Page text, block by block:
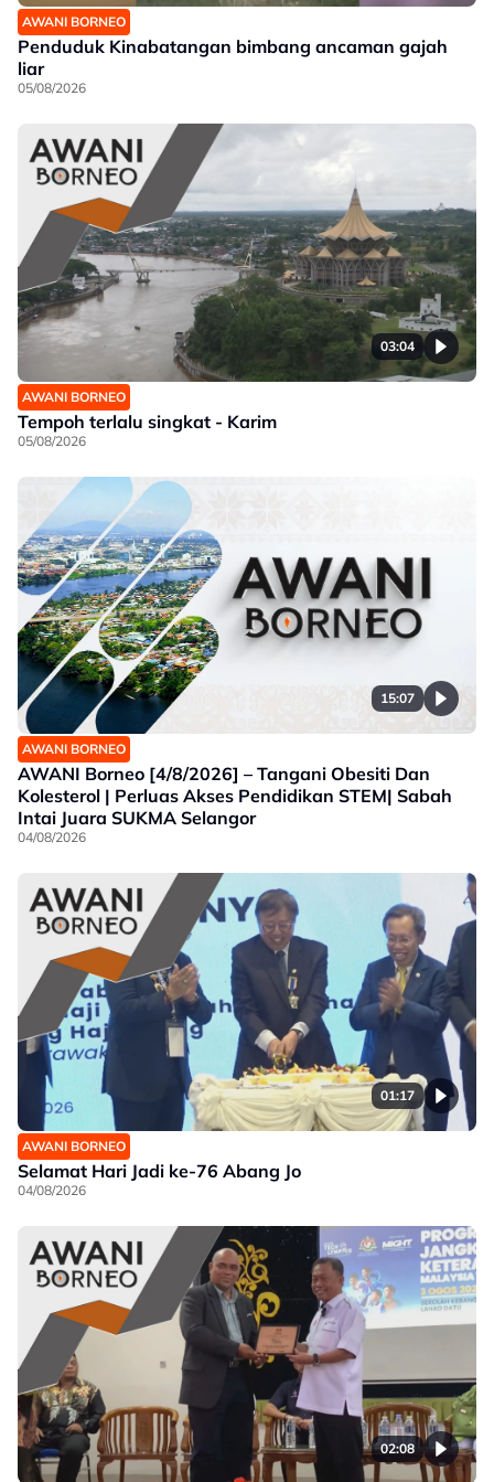
AWANI BORNEO
Penduduk Kinabatangan bimbang ancaman gajah
liar
05/08/2026
03:04
AWANI BORNEO
Tempoh terlalu singkat - Karim
05/08/2026
15:07
AWANI BORNEO
AWANI Borneo [4/8/2026] – Tangani Obesiti Dan
Kolesterol | Perluas Akses Pendidikan STEM| Sabah
Intai Juara SUKMA Selangor
04/08/2026
01:17
AWANI BORNEO
Selamat Hari Jadi ke-76 Abang Jo
04/08/2026
02:08